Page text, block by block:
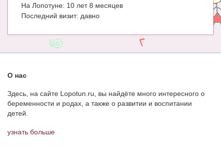
ЗДОРОВЬЕ
КОНКУРСЫ
БЛОГИ
БЕРЕМЕННОСТЬ
Календарь беременности
Энциклопедия
На Лопотуне: 10 лет 8 месяцев
Последний визит: давно
О нас
Здесь, на сайте Lopotun.ru, вы найдёте много интересного о
беременности и родах, а также о развитии и воспитании
детей.
узнать больше